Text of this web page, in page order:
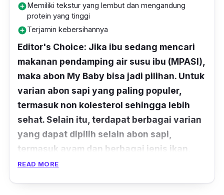
add_circleMemiliki tekstur yang lembut dan mengandung
protein yang tinggi
add_circleTerjamin kebersihannya
Editor's Choice: Jika ibu sedang mencari
makanan pendamping air susu ibu (MPASI),
maka abon My Baby bisa jadi pilihan. Untuk
varian abon sapi yang paling populer,
termasuk non kolesterol sehingga lebih
sehat. Selain itu, terdapat berbagai varian
yang dapat dipilih selain abon sapi,
termasuk ayam dan berbagai jenis ikan,
agar nutrisi yang diperoleh si kecil
READ MORE